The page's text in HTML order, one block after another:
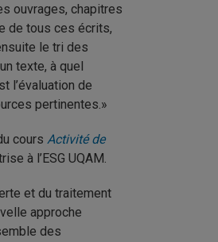
ouvrages, chapitres
de tous ces écrits,
le tri des
texte, à quel
l’évaluation de
pertinentes.»
cours Activité de
à l’ESG UQAM.
et du traitement
approche
des